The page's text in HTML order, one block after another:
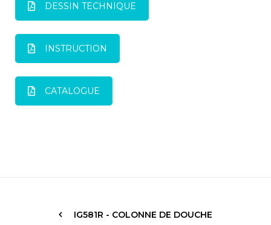
DESSIN TECHNIQUE
INSTRUCTION
CATALOGUE
IG581R - COLONNE DE DOUCHE